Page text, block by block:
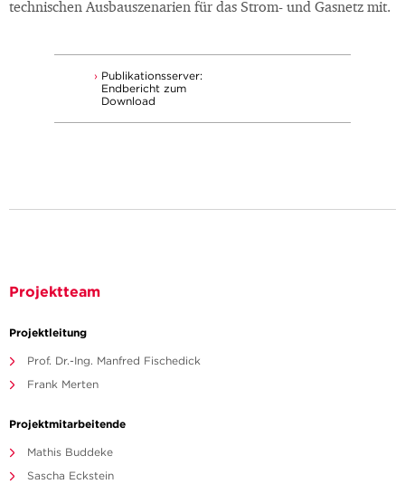
technischen Ausbauszenarien für das Strom- und Gasnetz mit.
Publikationsserver:
Endbericht zum
Download
Projektteam
Projektleitung
Prof. Dr.-Ing. Manfred Fischedick
Frank Merten
Projektmitarbeitende
Mathis Buddeke
Sascha Eckstein